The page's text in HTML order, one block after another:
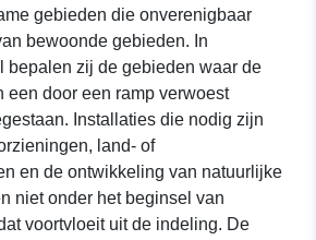
gebieden die onverenigbaar
bewoonde gebieden. In
bepalen zij de gebieden waar de
een door een ramp verwoest
Installaties die nodig zijn
land- of
en de ontwikkeling van natuurlijke
niet onder het beginsel van
voortvloeit uit de indeling. De